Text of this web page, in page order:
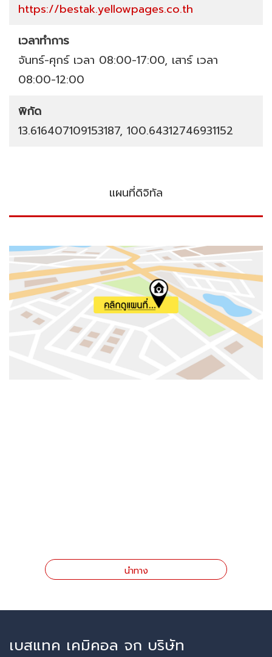
https://bestak.yellowpages.co.th
เวลาทำการ
จันทร์-ศุกร์ เวลา 08:00-17:00, เสาร์ เวลา
08:00-12:00
พิกัด
13.616407109153187, 100.64312746931152
แผนที่ดิจิทัล
นำทาง
เบสแทค เคมิคอล จก บริษัท